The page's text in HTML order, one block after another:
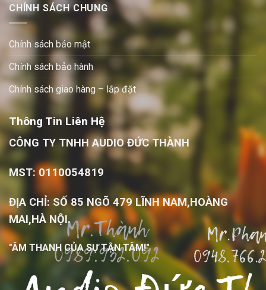
CHÍNH SÁCH CHUNG
Chính sách bảo mật
Chính sách bảo hành
Chính sách giao hàng – lắp đặt
Thông Tin Liên Hệ
CÔNG TY TNHH AUDIO ĐỨC THÀNH
MST: 0110054819
ĐỊA CHỈ: SỐ 85 NGÕ 479 LĨNH NAM,HOÀNG
MAI,HÀ NỘI.
"ÂM THANH CỦA SỰ TẬN TÂM!"